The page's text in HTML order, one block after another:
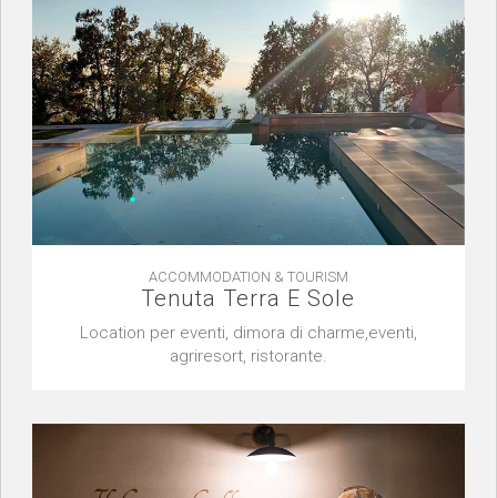
ACCOMMODATION & TOURISM
Tenuta Terra E Sole
Location per eventi, dimora di charme,eventi,
agriresort, ristorante.